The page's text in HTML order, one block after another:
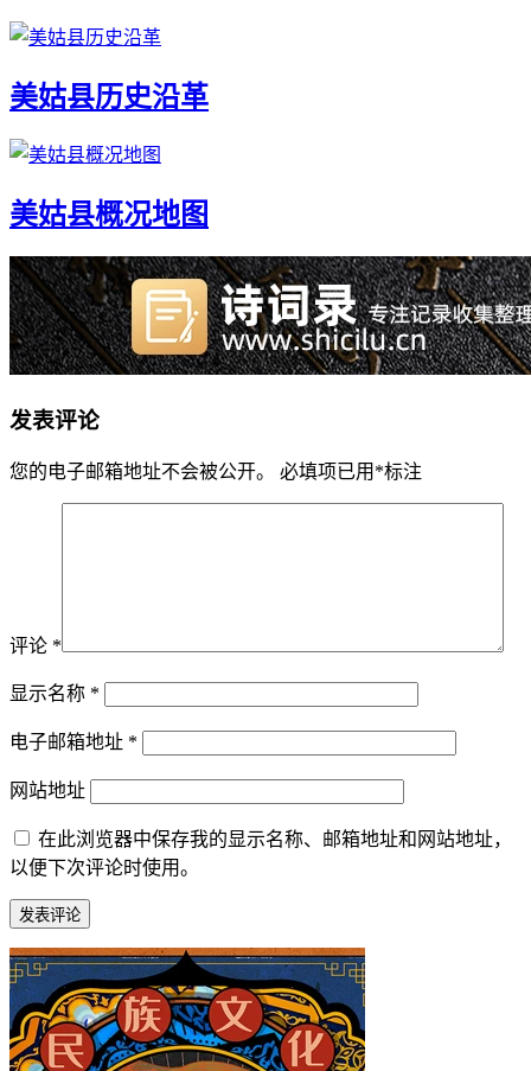
美姑县历史沿革
美姑县概况地图
发表评论
您的电子邮箱地址不会被公开。 必填项已用 *标注
评论 *
显示名称 *
电子邮箱地址 *
网站地址
在此浏览器中保存我的显示名称、邮箱地址和网站地址，
以便下次评论时使用。